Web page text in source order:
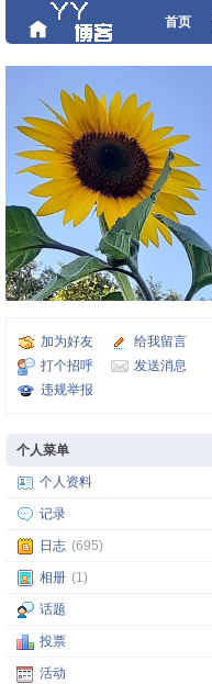
首页
加为好友
给我留言
打个招呼
发送消息
违规举报
个人菜单
个人资料
记录
日志 (695)
相册 (1)
话题
投票
活动